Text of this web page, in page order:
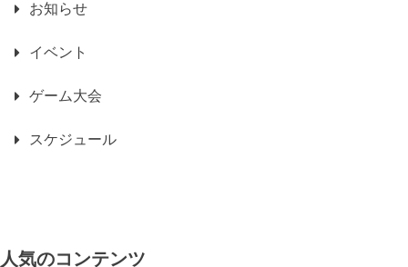
お知らせ
イベント
ゲーム大会
スケジュール
人気のコンテンツ